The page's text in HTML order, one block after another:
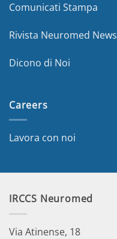
Comunicati Stampa
Rivista Neuromed News
Dicono di Noi
Careers
Lavora con noi
IRCCS Neuromed
Via Atinense, 18